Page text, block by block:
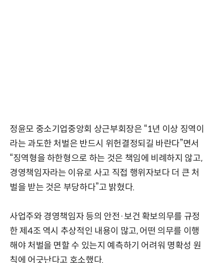
정윤모 중소기업중앙회 상근부회장은 “1년 이상 징역이
라는 과도한 처벌은 반드시 위헌결정되길 바란다”면서
“징역형을 하한형으로 하는 것은 책임에 비례하지 않고,
경영책임자라는 이유로 사고 직접 행위자보다 더 큰 처
벌을 받는 것은 부당하다”고 밝혔다.
사업주와 경영책임자 등의 안전·보건 확보의무를 규정
한 제4조 역시 추상적인 내용이 많고, 어떤 의무를 이행
해야 처벌을 면할 수 있는지 예측하기 어려워 명확성 원
칙에 어긋난다고 호소했다.